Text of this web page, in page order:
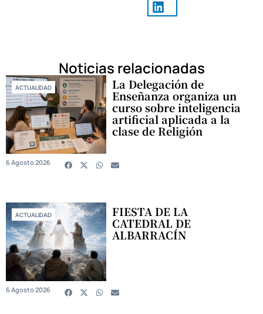
Noticias relacionadas
ACTUALIDAD La Delegación de
Enseñanza organiza un
curso sobre inteligencia
artificial aplicada a la
clase de Religión
6 Agosto 2026
ACTUALIDAD FIESTA DE LA
CATEDRAL DE
ALBARRACÍN
6 Agosto 2026